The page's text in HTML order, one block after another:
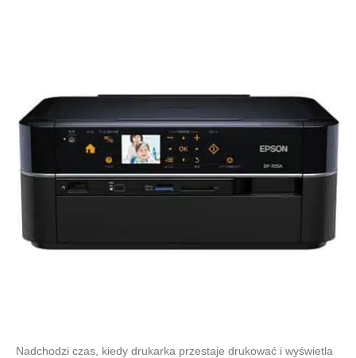
Nadchodzi czas, kiedy drukarka przestaje drukować i wyświetla